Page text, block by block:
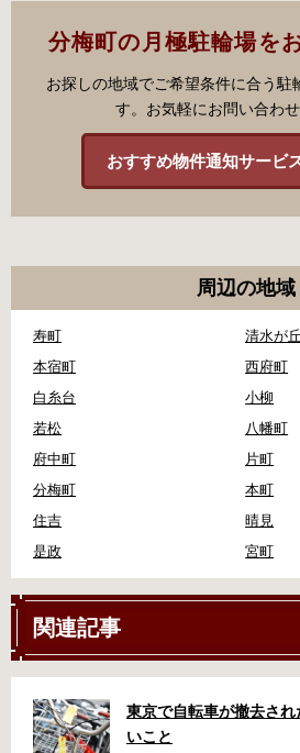
分梅町の月極駐輪場を
お探しの地域でご希望条件に合う駐
す。お気軽にお問い合わせ
おすすめ物件通知サービ
周辺の地域
寿町
清水が丘
本宿町
西府町
白糸台
小柳
若松
八幡町
府中町
片町
分梅町
本町
住吉
晴見
是政
宮町
関連記事
東京で自転車が撤去さ
いこと